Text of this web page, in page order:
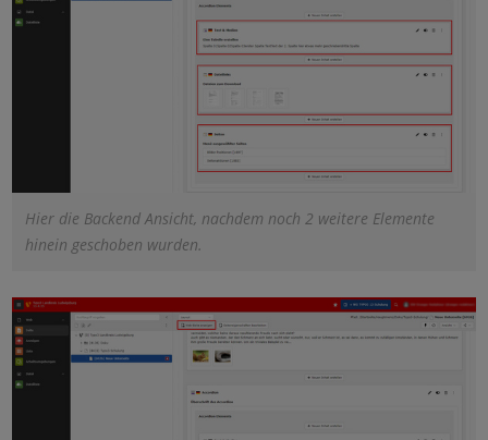
Hier die Backend Ansicht, nachdem noch 2 weitere Elemente
hinein geschoben wurden.